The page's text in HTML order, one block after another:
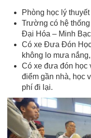
Phòng học lý
Trường có hệ
Đại Hóa – Minh
Có xe Đưa Đón
không lo mưa
Có xe đưa đón học
điểm gần nhà, học
phí đi lại.